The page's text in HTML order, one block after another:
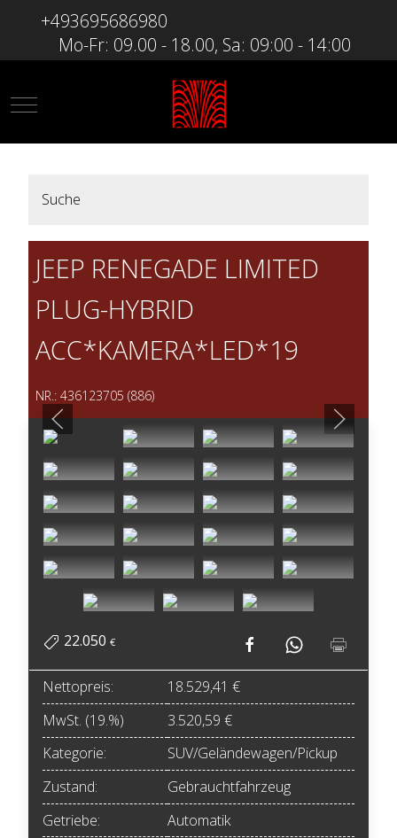
+493695686980
Mo-Fr: 09.00 - 18.00, Sa: 09:00 - 14:00
Mobile Menu Toggle
Suche
JEEP RENEGADE LIMITED
PLUG-HYBRID
ACC*KAMERA*LED*19
NR.: 436123705 (886)
22.050 €
Nettopreis:
18.529,41 €
MwSt. (19.%)
3.520,59 €
Kategorie:
SUV/Geländewagen/Pickup
Zustand:
Gebrauchtfahrzeug
Getriebe:
Automatik